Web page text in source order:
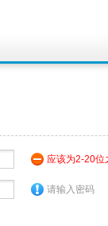
应该为2-20位
请输入密码